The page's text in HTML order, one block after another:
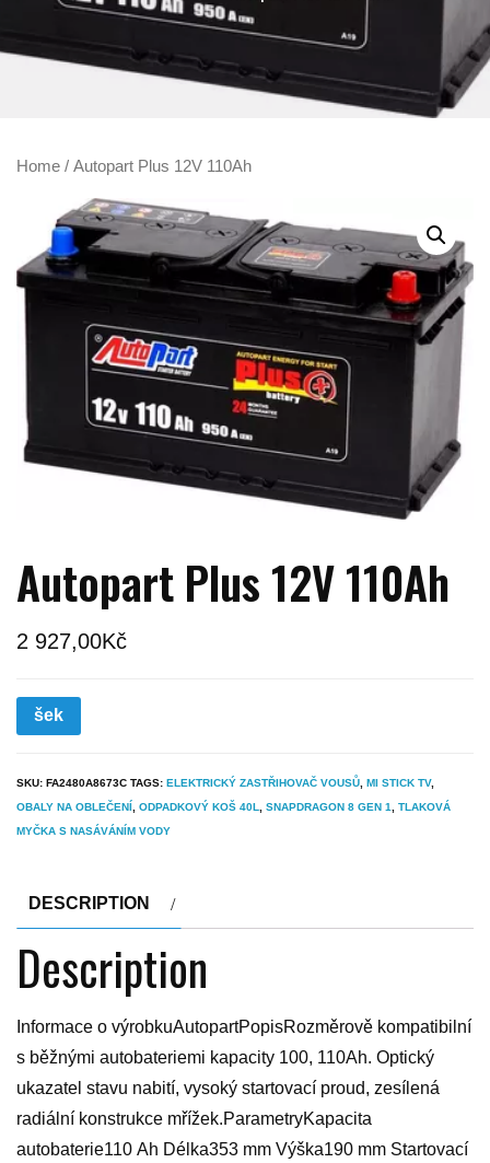
Home / Autopart Plus 12V 110Ah
Autopart Plus 12V 110Ah
2 927,00Kč
šek
SKU: FA2480A8673C TAGS: ELEKTRICKÝ ZASTŘIHOVAČ VOUSŮ, MI STICK TV,
OBALY NA OBLEČENÍ, ODPADKOVÝ KOŠ 40L, SNAPDRAGON 8 GEN 1, TLAKOVÁ
MYČKA S NASÁVÁNÍM VODY
DESCRIPTION
Description
Informace o výrobkuAutopartPopisRozměrově kompatibilní
s běžnými autobateriemi kapacity 100, 110Ah. Optický
ukazatel stavu nabití, vysoký startovací proud, zesílená
radiální konstrukce mřížek.ParametryKapacita
autobaterie110 Ah Délka353 mm Výška190 mm Startovací